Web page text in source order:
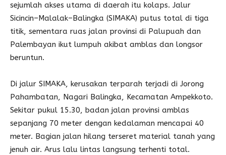
sejumlah akses utama di daerah itu kolaps. Jalur
Sicincin–Malalak–Balingka (SIMAKA) putus total di tiga
titik, sementara ruas jalan provinsi di Palupuah dan
Palembayan ikut lumpuh akibat amblas dan longsor
beruntun.
Di jalur SIMAKA, kerusakan terparah terjadi di Jorong
Pahambatan, Nagari Balingka, Kecamatan Ampekkoto.
Sekitar pukul 15.30, badan jalan provinsi amblas
sepanjang 70 meter dengan kedalaman mencapai 40
meter. Bagian jalan hilang terseret material tanah yang
jenuh air. Arus lalu lintas langsung terhenti total.